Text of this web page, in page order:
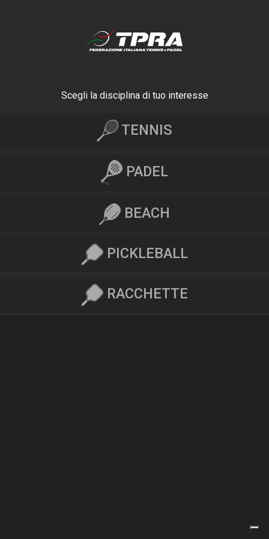
Scegli la disciplina di tuo interesse
TENNIS
PADEL
BEACH
PICKLEBALL
RACCHETTE